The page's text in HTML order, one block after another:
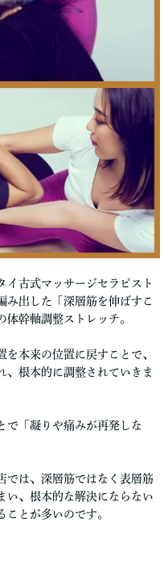
イ古式マッサージセラピスト
み出した「深層筋を伸ばすこ
体幹軸調整ストレッチ。
本来の位置に戻すことで、
、根本的に調整されていきま
で「凝りや痛みが再発しな
では、深層筋ではなく表層筋
い、根本的な解決にならない
ことが多いのです。